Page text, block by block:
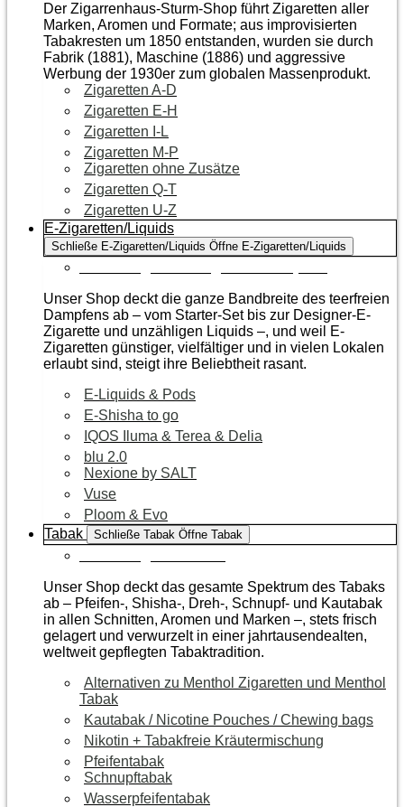
Der Zigarrenhaus-Sturm-Shop führt Zigaretten aller
Marken, Aromen und Formate; aus improvisierten
Tabakresten um 1850 entstanden, wurden sie durch
Fabrik (1881), Maschine (1886) und aggressive
Werbung der 1930er zum globalen Massenprodukt.
Zigaretten A-D
Zigaretten E-H
Zigaretten I-L
Zigaretten M-P
Zigaretten ohne Zusätze
Zigaretten Q-T
Zigaretten U-Z
E-Zigaretten/Liquids
Schließe E-Zigaretten/Liquids Öffne E-Zigaretten/Liquids
Unser Shop deckt die ganze Bandbreite des teerfreien
Dampfens ab – vom Starter-Set bis zur Designer-E-
Zigarette und unzähligen Liquids –, und weil E-
Zigaretten günstiger, vielfältiger und in vielen Lokalen
erlaubt sind, steigt ihre Beliebtheit rasant.
E-Liquids & Pods
E-Shisha to go
IQOS Iluma & Terea & Delia
blu 2.0
Nexione by SALT
Vuse
Ploom & Evo
Tabak
Schließe Tabak Öffne Tabak
Unser Shop deckt das gesamte Spektrum des Tabaks
ab – Pfeifen-, Shisha-, Dreh-, Schnupf- und Kautabak
in allen Schnitten, Aromen und Marken –, stets frisch
gelagert und verwurzelt in einer jahrtausendealten,
weltweit gepflegten Tabaktradition.
Alternativen zu Menthol Zigaretten und Menthol
Tabak
Kautabak / Nicotine Pouches / Chewing bags
Nikotin + Tabakfreie Kräutermischung
Pfeifentabak
Schnupftabak
Wasserpfeifentabak